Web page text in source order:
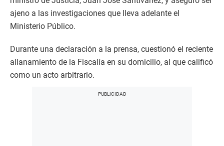
ajeno a las investigaciones que lleva adelante el
Ministerio Público.
Durante una declaración a la prensa, cuestionó el reciente
allanamiento de la Fiscalía en su domicilio, al que calificó
como un acto arbitrario.